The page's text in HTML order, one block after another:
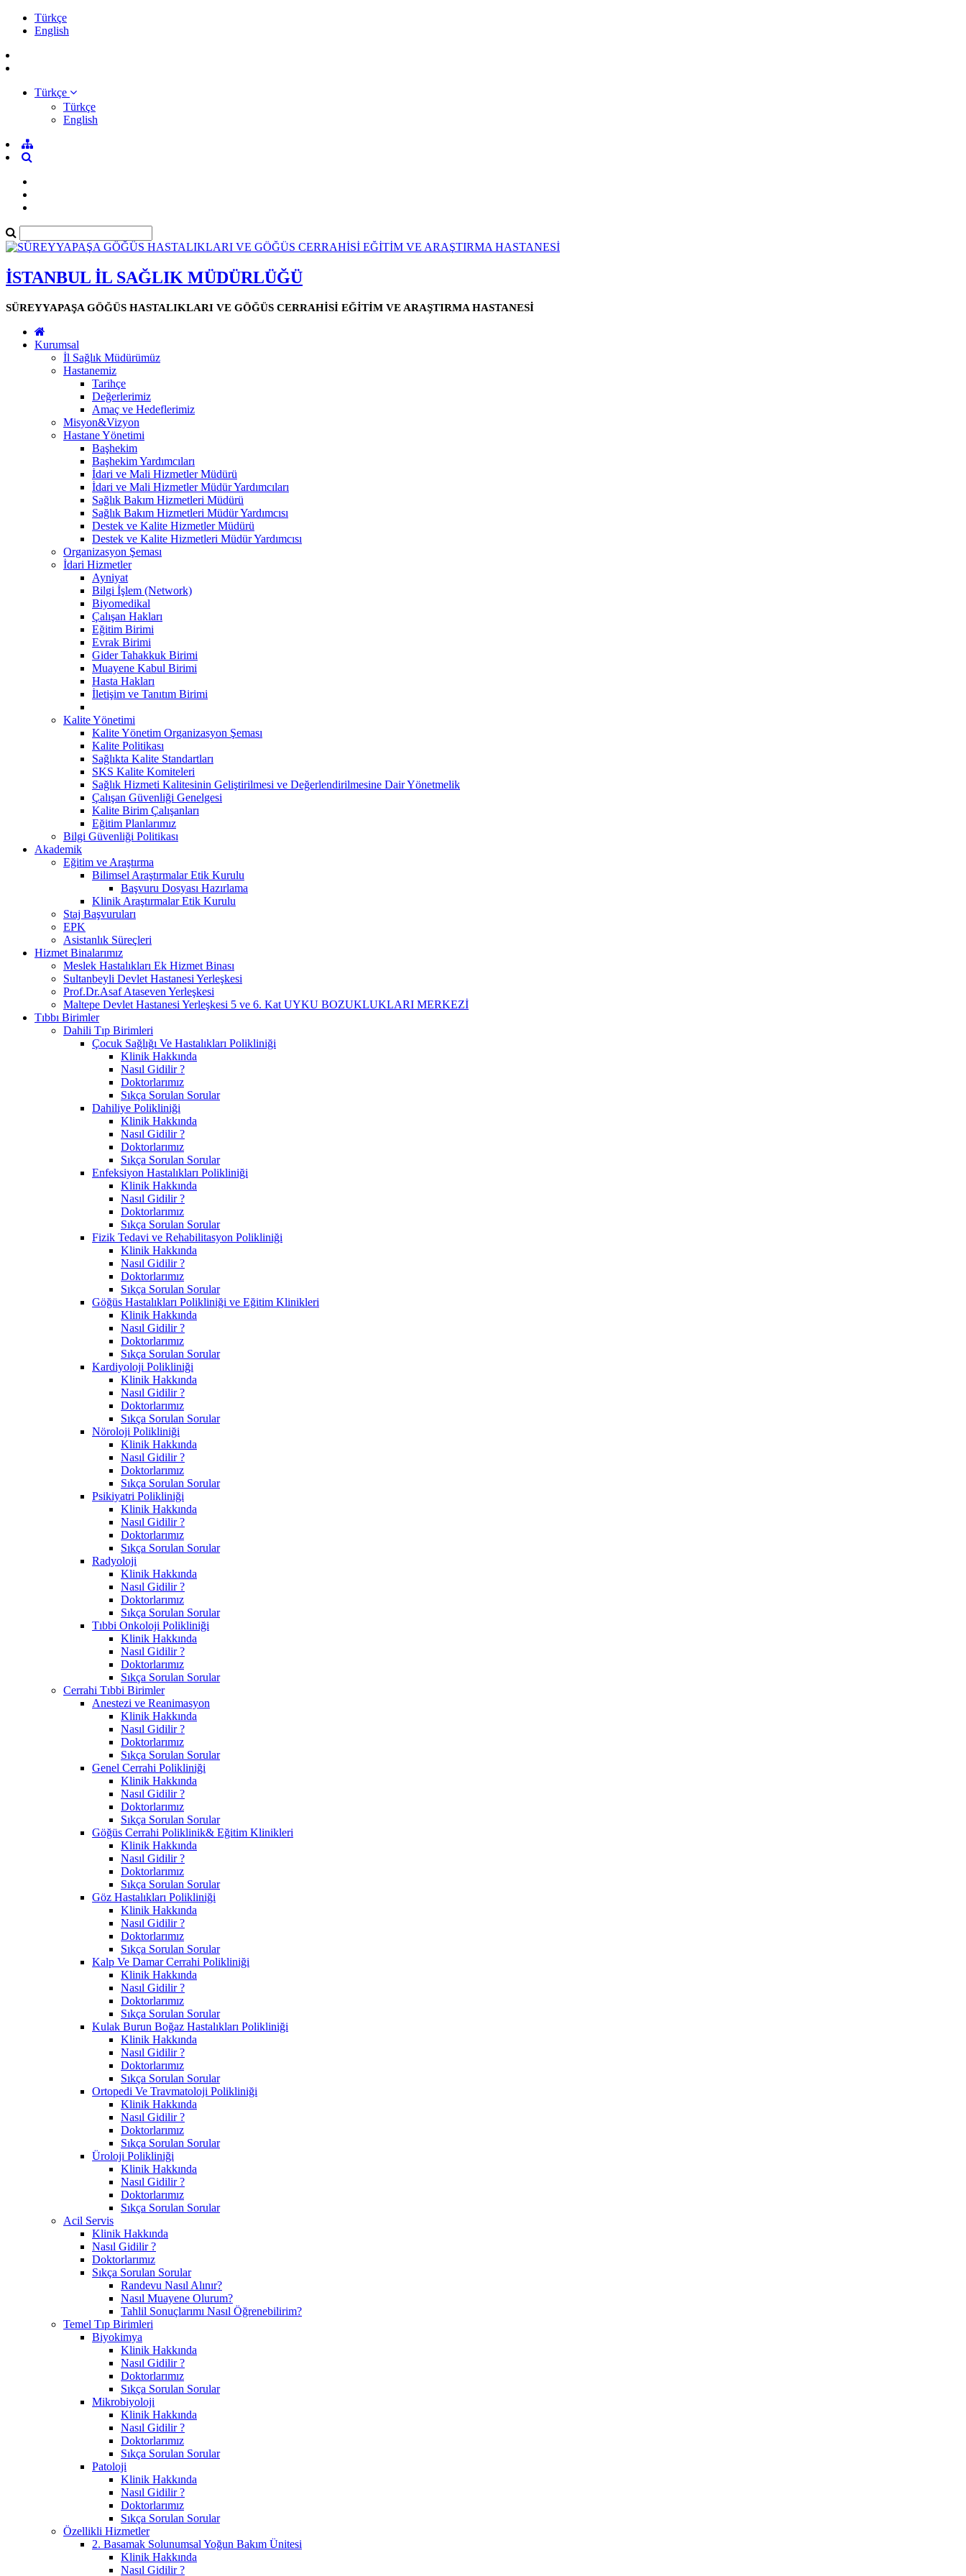
Türkçe
English
Türkçe
Türkçe
English
İSTANBUL İL SAĞLIK MÜDÜRLÜĞÜ
SÜREYYAPAŞA GÖĞÜS HASTALIKLARI VE GÖĞÜS CERRAHİSİ EĞİTİM VE ARAŞTIRMA HASTANESİ
Kurumsal
İl Sağlık Müdürümüz
Hastanemiz
Tarihçe
Değerlerimiz
Amaç ve Hedeflerimiz
Misyon&Vizyon
Hastane Yönetimi
Başhekim
Başhekim Yardımcıları
İdari ve Mali Hizmetler Müdürü
İdari ve Mali Hizmetler Müdür Yardımcıları
Sağlık Bakım Hizmetleri Müdürü
Sağlık Bakım Hizmetleri Müdür Yardımcısı
Destek ve Kalite Hizmetler Müdürü
Destek ve Kalite Hizmetleri Müdür Yardımcısı
Organizasyon Şeması
İdari Hizmetler
Ayniyat
Bilgi İşlem (Network)
Biyomedikal
Çalışan Hakları
Eğitim Birimi
Evrak Birimi
Gider Tahakkuk Birimi
Muayene Kabul Birimi
Hasta Hakları
İletişim ve Tanıtım Birimi
Kalite Yönetimi
Kalite Yönetim Organizasyon Şeması
Kalite Politikası
Sağlıkta Kalite Standartları
SKS Kalite Komiteleri
Sağlık Hizmeti Kalitesinin Geliştirilmesi ve Değerlendirilmesine Dair Yönetmelik
Çalışan Güvenliği Genelgesi
Kalite Birim Çalışanları
Eğitim Planlarımız
Bilgi Güvenliği Politikası
Akademik
Eğitim ve Araştırma
Bilimsel Araştırmalar Etik Kurulu
Başvuru Dosyası Hazırlama
Klinik Araştırmalar Etik Kurulu
Staj Başvuruları
EPK
Asistanlık Süreçleri
Hizmet Binalarımız
Meslek Hastalıkları Ek Hizmet Binası
Sultanbeyli Devlet Hastanesi Yerleşkesi
Prof.Dr.Asaf Ataseven Yerleşkesi
Maltepe Devlet Hastanesi Yerleşkesi 5 ve 6. Kat UYKU BOZUKLUKLARI MERKEZİ
Tıbbı Birimler
Dahili Tıp Birimleri
Çocuk Sağlığı Ve Hastalıkları Polikliniği
Klinik Hakkında
Nasıl Gidilir ?
Doktorlarımız
Sıkça Sorulan Sorular
Dahiliye Polikliniği
Klinik Hakkında
Nasıl Gidilir ?
Doktorlarımız
Sıkça Sorulan Sorular
Enfeksiyon Hastalıkları Polikliniği
Klinik Hakkında
Nasıl Gidilir ?
Doktorlarımız
Sıkça Sorulan Sorular
Fizik Tedavi ve Rehabilitasyon Polikliniği
Klinik Hakkında
Nasıl Gidilir ?
Doktorlarımız
Sıkça Sorulan Sorular
Göğüs Hastalıkları Polikliniği ve Eğitim Klinikleri
Klinik Hakkında
Nasıl Gidilir ?
Doktorlarımız
Sıkça Sorulan Sorular
Kardiyoloji Polikliniği
Klinik Hakkında
Nasıl Gidilir ?
Doktorlarımız
Sıkça Sorulan Sorular
Nöroloji Polikliniği
Klinik Hakkında
Nasıl Gidilir ?
Doktorlarımız
Sıkça Sorulan Sorular
Psikiyatri Polikliniği
Klinik Hakkında
Nasıl Gidilir ?
Doktorlarımız
Sıkça Sorulan Sorular
Radyoloji
Klinik Hakkında
Nasıl Gidilir ?
Doktorlarımız
Sıkça Sorulan Sorular
Tıbbi Onkoloji Polikliniği
Klinik Hakkında
Nasıl Gidilir ?
Doktorlarımız
Sıkça Sorulan Sorular
Cerrahi Tıbbi Birimler
Anestezi ve Reanimasyon
Klinik Hakkında
Nasıl Gidilir ?
Doktorlarımız
Sıkça Sorulan Sorular
Genel Cerrahi Polikliniği
Klinik Hakkında
Nasıl Gidilir ?
Doktorlarımız
Sıkça Sorulan Sorular
Göğüs Cerrahi Poliklinik& Eğitim Klinikleri
Klinik Hakkında
Nasıl Gidilir ?
Doktorlarımız
Sıkça Sorulan Sorular
Göz Hastalıkları Polikliniği
Klinik Hakkında
Nasıl Gidilir ?
Doktorlarımız
Sıkça Sorulan Sorular
Kalp Ve Damar Cerrahi Polikliniği
Klinik Hakkında
Nasıl Gidilir ?
Doktorlarımız
Sıkça Sorulan Sorular
Kulak Burun Boğaz Hastalıkları Polikliniği
Klinik Hakkında
Nasıl Gidilir ?
Doktorlarımız
Sıkça Sorulan Sorular
Ortopedi Ve Travmatoloji Polikliniği
Klinik Hakkında
Nasıl Gidilir ?
Doktorlarımız
Sıkça Sorulan Sorular
Üroloji Polikliniği
Klinik Hakkında
Nasıl Gidilir ?
Doktorlarımız
Sıkça Sorulan Sorular
Acil Servis
Klinik Hakkında
Nasıl Gidilir ?
Doktorlarımız
Sıkça Sorulan Sorular
Randevu Nasıl Alınır?
Nasıl Muayene Olurum?
Tahlil Sonuçlarımı Nasıl Öğrenebilirim?
Temel Tıp Birimleri
Biyokimya
Klinik Hakkında
Nasıl Gidilir ?
Doktorlarımız
Sıkça Sorulan Sorular
Mikrobiyoloji
Klinik Hakkında
Nasıl Gidilir ?
Doktorlarımız
Sıkça Sorulan Sorular
Patoloji
Klinik Hakkında
Nasıl Gidilir ?
Doktorlarımız
Sıkça Sorulan Sorular
Özellikli Hizmetler
2. Basamak Solunumsal Yoğun Bakım Ünitesi
Klinik Hakkında
Nasıl Gidilir ?